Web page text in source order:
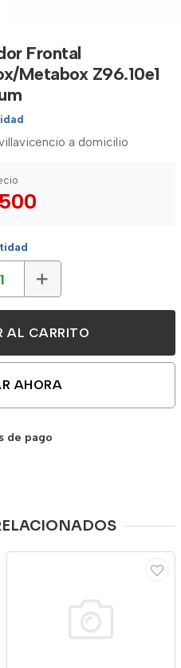
Frontal
Metabox Z96.10e1
a domicilio
AL CARRITO
AHORA
de pago